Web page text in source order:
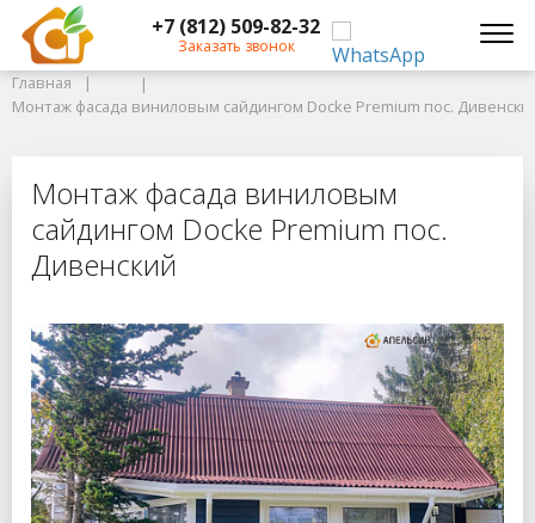
+7 (812) 509-82-32
Заказать звонок
Главная
Монтаж фасада виниловым сайдингом Docke Premium пос. Дивенский
Монтаж фасада виниловым
Главная
Монтаж фасада виниловым сайдингом Docke Premium пос.
Монтаж фасада виниловым
сайдингом Docke Premium пос.
Дивенский